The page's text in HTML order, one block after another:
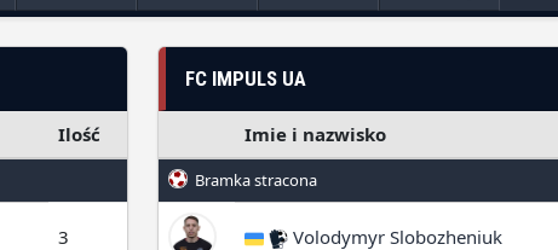
Ilość
3
FC IMPULS UA
Imie i nazwisko
Bramka stracona
Volodymyr Slobozheniuk